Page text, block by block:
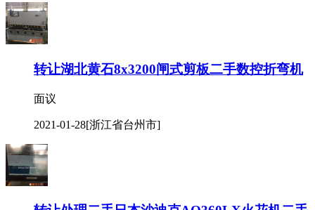
转让湖北黄石8x3200闸式剪板二手数控折弯机
面议
2021-01-28[浙江省台州市]